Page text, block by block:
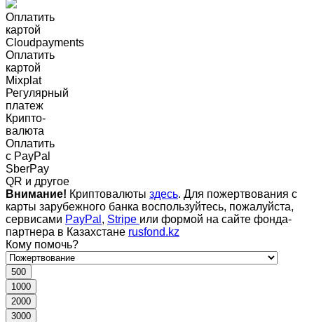
Оплатить
картой
Cloudpayments
Оплатить
картой
Mixplat
Регулярный
платеж
Крипто-
валюта
Оплатить
c PayPal
SberPay
QR и другое
Внимание! Криптовалюты здесь. Для пожертвования с
карты зарубежного банка воспользуйтесь, пожалуйста,
сервисами PayPal , Stripe или формой на сайте фонда-
партнера в Казахстане rusfond.kz
Кому помочь?
500
1000
2000
3000